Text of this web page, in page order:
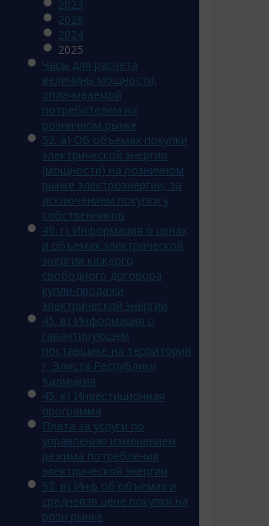
2023
2026
2024
2025
Часы для расчета
величины мощности,
оплачиваемой
потребителем на
розничном рынке
52. а) Об объемах покупки
электрической энергии
(мощности) на розничном
рынке электроэнергии, за
исключением покупки у
собственников
49. г) Информация о ценах
и объемах электрической
энергии каждого
свободного договора
купли-продажи
электрической энергии
45. в) Информация о
гарантирующем
поставщике на территории
г. Элиста Республики
Калмыкия
45. e) Инвестиционная
программа
Плата за услуги по
управлению изменением
режима потребления
электрической энергии
52. в) Инф об объемах и
средневзв цене покупки на
розн рынке